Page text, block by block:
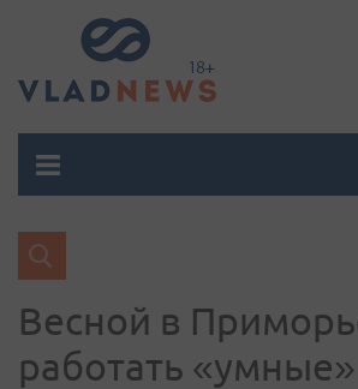
Весной в
работать «умные»